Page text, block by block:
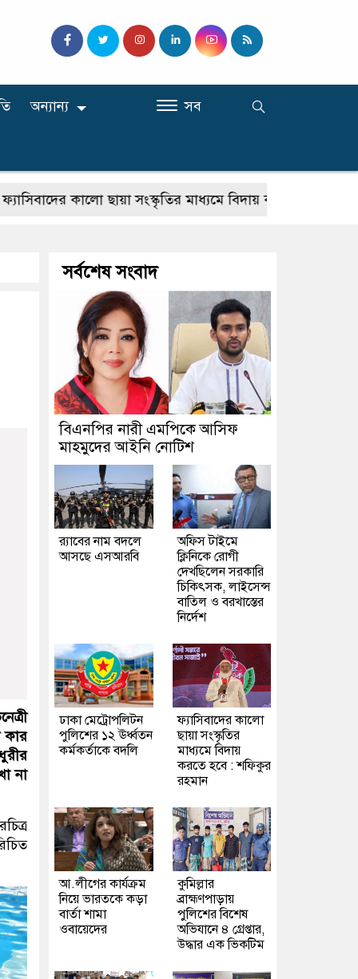
অন্যান্য সব
কালো ছায়া সংস্কৃতির মাধ্যমে বিদায় করতে হবে : শফিকুর
কার
না
সর্বশেষ সংবাদ
বিএনপির নারী এমপিকে আসিফ
মাহমুদের আইনি নোটিশ
র‍্যাবের নাম বদলে
আসছে এসআরবি
অফিস টাইমে
ক্লিনিকে রোগী
দেখছিলেন সরকারি
চিকিৎসক, লাইসেন্স
বাতিল ও বরখাস্তের
নির্দেশ
ঢাকা মেট্রোপলিটন
পুলিশের ১২ ঊর্ধ্বতন
কর্মকর্তাকে বদলি
ফ্যাসিবাদের কালো
ছায়া সংস্কৃতির
মাধ্যমে বিদায়
করতে হবে : শফিকুর
রহমান
আ.লীগের কার্যক্রম
নিয়ে ভারতকে কড়া
বার্তা শামা
ওবায়েদের
কুমিল্লার
ব্রাহ্মণপাড়ায়
পুলিশের বিশেষ
অভিযানে ৪ গ্রেপ্তার,
উদ্ধার এক ভিকটিম